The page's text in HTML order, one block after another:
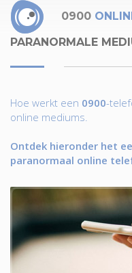
0900
PARANORMALE
Hoe werkt een 0900-
online mediums.
Ontdek hieronder het
paranormaal online